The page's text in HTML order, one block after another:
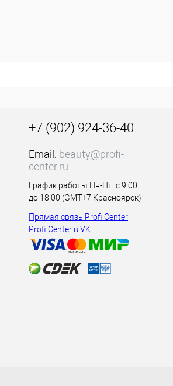
+7 (902) 924-36-40
Email: beauty@profi-
center.ru
График работы Пн-Пт: с 9:00
до 18:00 (GMT+7 Красноярск)
Прямая связь Profi Center
Profi Center в VK